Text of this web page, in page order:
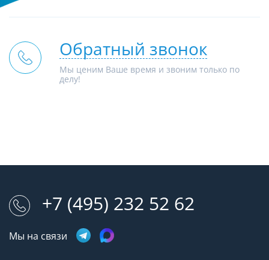
Обратный звонок
Мы ценим Ваше время и звоним только по
делу!
+7 (495) 232 52 62
Мы на связи